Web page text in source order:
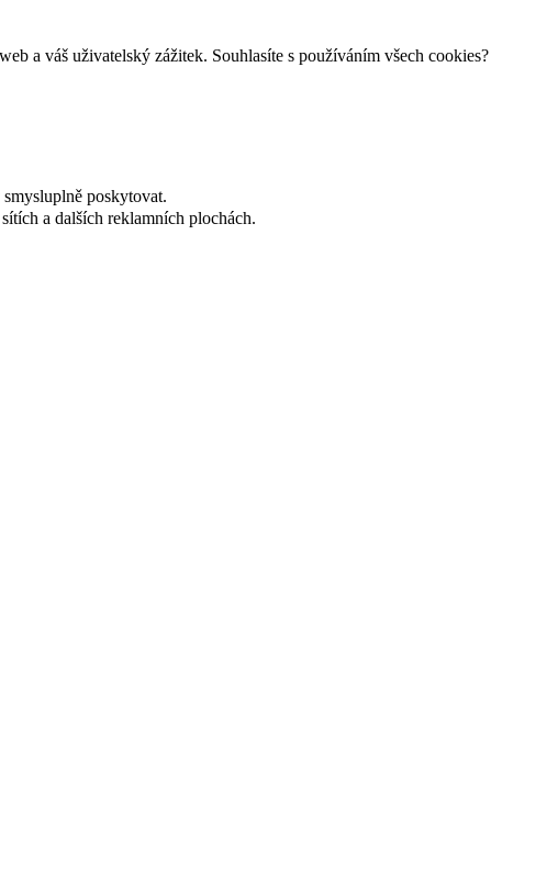
a váš uživatelský zážitek. Souhlasíte s používáním všech cookies?
poskytovat.
a dalších reklamních plochách.